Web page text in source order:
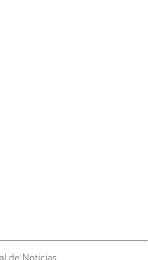
de Noticias.